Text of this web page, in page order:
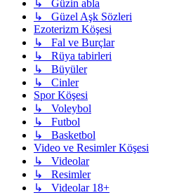
↳ Güzin abla
↳ Güzel Aşk Sözleri
Ezoterizm Köşesi
↳ Fal ve Burçlar
↳ Rüya tabirleri
↳ Büyüler
↳ Cinler
Spor Köşesi
↳ Voleybol
↳ Futbol
↳ Basketbol
Video ve Resimler Köşesi
↳ Videolar
↳ Resimler
↳ Videolar 18+